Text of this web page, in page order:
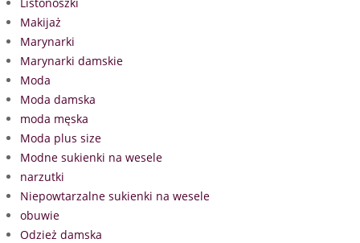
Makijaż
Marynarki
Marynarki damskie
Moda
Moda damska
moda męska
Moda plus size
Modne sukienki na wesele
narzutki
Niepowtarzalne sukienki na wesele
obuwie
Odzież damska